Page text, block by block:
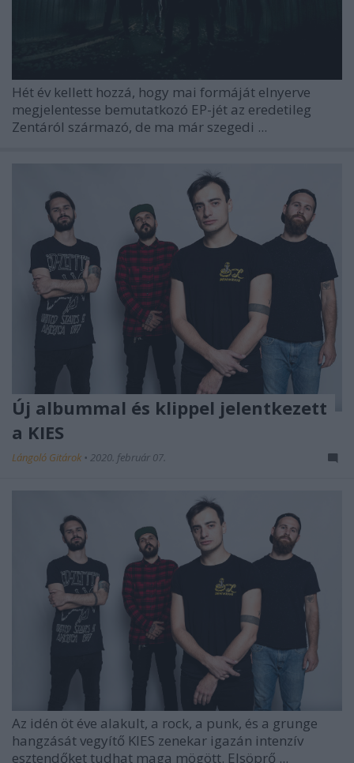
Hét év kellett hozzá, hogy mai formáját elnyerve
megjelentesse bemutatkozó EP-jét az eredetileg
Zentáról származó, de ma már szegedi ...
Új albummal és klippel jelentkezett
a KIES
Lángoló Gitárok • 2020. február 07.
Az idén öt éve alakult, a rock, a punk, és a grunge
hangzását vegyítő KIES zenekar igazán intenzív
esztendőket tudhat maga mögött. Elsöprő ...